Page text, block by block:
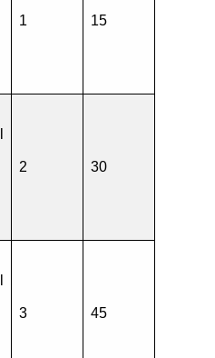
1 15
2 30
3 45